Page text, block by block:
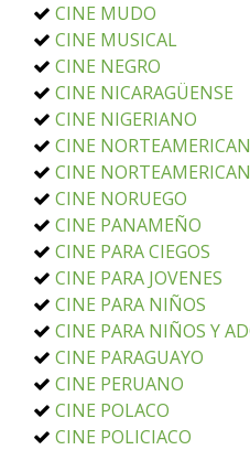
CINE MUDO
CINE MUSICAL
CINE NEGRO
CINE NICARAGÜENSE
CINE NIGERIANO
CINE
CINE
CINE NORUEGO
CINE PANAMEÑO
CINE PARA CIEGOS
CINE PARA JOVENES
CINE PARA NIÑOS
CINE PARA NIÑOS Y
CINE PARAGUAYO
CINE PERUANO
CINE POLACO
CINE POLICIACO